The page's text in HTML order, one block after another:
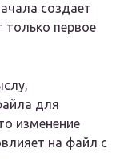
создает
только первое
для
изменение
на файл с